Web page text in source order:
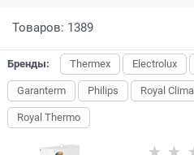
Товаров: 1389
Бренды: Thermex Electrolux
Garanterm Philips Royal Clima
Royal Thermo